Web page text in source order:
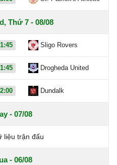
Thứ 7 - 08/08
Sligo Rovers
Drogheda United
Dundalk
- 07/08
liệu trận đấu
- 06/08